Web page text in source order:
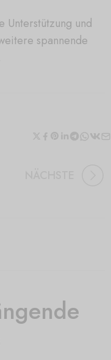
Unterstützung und
spannende